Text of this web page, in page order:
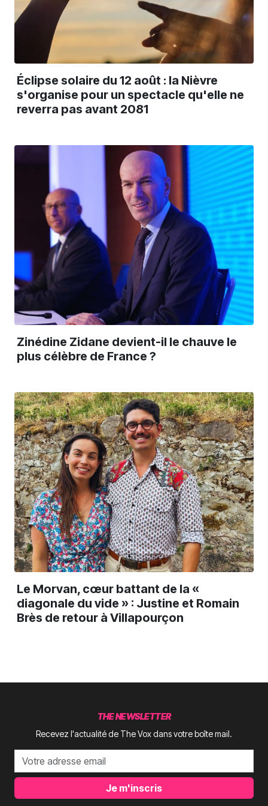
Éclipse solaire du 12 août : la Nièvre
s'organise pour un spectacle qu'elle ne
reverra pas avant 2081
Zinédine Zidane devient-il le chauve le
plus célèbre de France ?
Le Morvan, cœur battant de la «
diagonale du vide » : Justine et Romain
Brès de retour à Villapourçon
THE NEWSLETTER
Recevez l'actualité de The Vox dans votre boîte mail.
Je m'inscris